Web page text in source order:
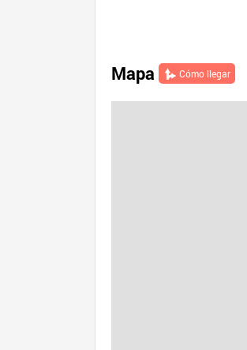
Mapa Cómo llegar